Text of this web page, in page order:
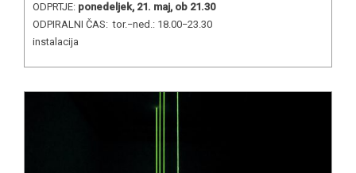
ODPRTJE: ponedeljek, 21. maj, ob 21.30
ODPIRALNI ČAS: tor.−ned.: 18.00−23.30
instalacija